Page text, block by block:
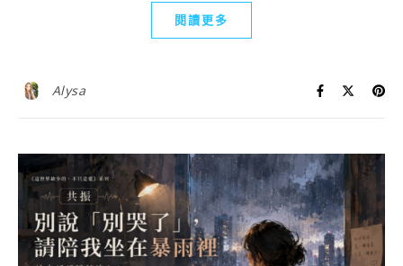
閱讀更多
Alysa